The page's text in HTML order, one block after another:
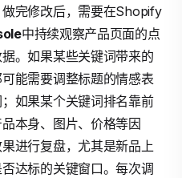
完修改后，需要在Shopify
中持续观察产品页面的点
。如果某些关键词带来的
能需要调整标题的情感表
如果某个关键词排名靠前
本身、图片、价格等因
进行复盘，尤其是新品上
达标的关键窗口。每次调